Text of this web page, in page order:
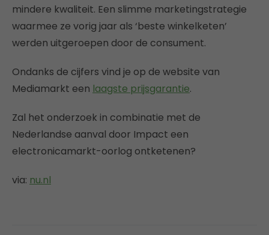
mindere kwaliteit. Een slimme marketingstrategie
waarmee ze vorig jaar als ‘beste winkelketen’
werden uitgeroepen door de consument.
Ondanks de cijfers vind je op de website van
Mediamarkt een laagste prijsgarantie.
Zal het onderzoek in combinatie met de
Nederlandse aanval door Impact een
electronicamarkt-oorlog ontketenen?
via: nu.nl